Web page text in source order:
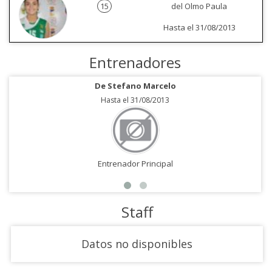
15
del Olmo Paula
Hasta el 31/08/2013
Entrenadores
De Stefano Marcelo
Hasta el 31/08/2013
Entrenador Principal
Staff
Datos no disponibles